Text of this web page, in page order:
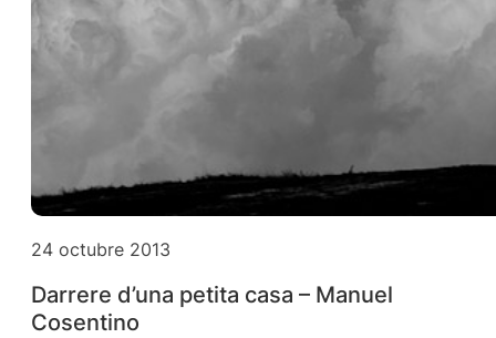
24 octubre 2013
Darrere d’una petita casa – Manuel
Cosentino